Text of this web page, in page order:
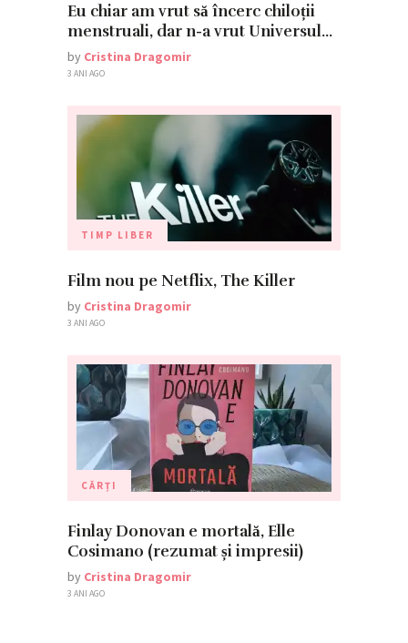
Eu chiar am vrut să încerc chiloții
menstruali, dar n-a vrut Universul…
by Cristina Dragomir
3 ANI AGO
TIMP LIBER
Film nou pe Netflix, The Killer
by Cristina Dragomir
3 ANI AGO
CĂRȚI
Finlay Donovan e mortală, Elle
Cosimano (rezumat și impresii)
by Cristina Dragomir
3 ANI AGO